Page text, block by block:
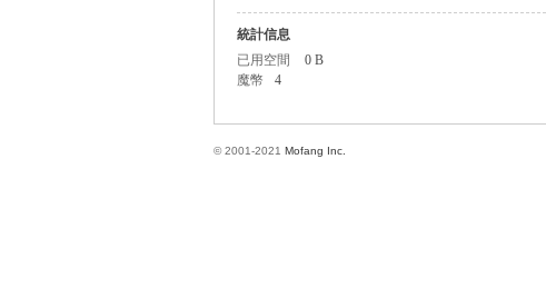
統計信息
已用空間
0 B
魔幣
4
© 2001-2021 Mofang Inc.